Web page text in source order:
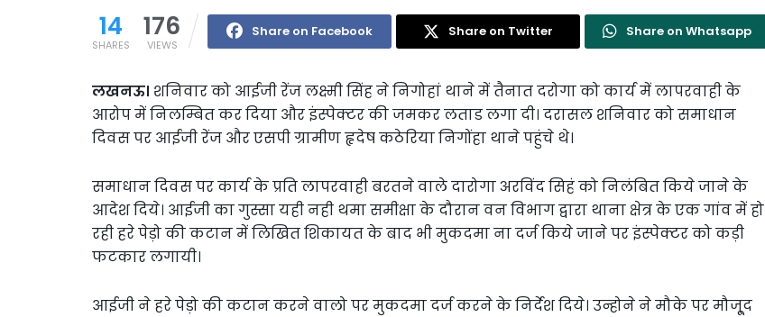
14
SHARES
176
VIEWS
Share on Facebook Share on Twitter Share on Whatsapp
लखनऊ। शनिवार को आईजी रेंज लक्ष्मी सिंह ने निगोहां थाने में तैनात दरोगा को कार्य में लापरवाही के
आरोप में निलम्बित कर दिया और इंस्पेक्टर की जमकर लताड लगा दी। दरासल शनिवार को समाधान
दिवस पर आईजी रेंज और एसपी ग्रामीण हृदेष कठेरिया निगोंहा थाने पहुंचे थे।
समाधान दिवस पर कार्य के प्रति लापरवाही बरतने वाले दारोगा अरविंद सिहं को निलंबित किये जाने के
आदेश दिये। आईजी का गुस्सा यही नही थमा समीक्षा के दौरान वन विभाग द्वारा थाना क्षेत्र के एक गांव में हो
रही हरे पेड़ो की कटान में लिखित शिकायत के बाद भी मुकदमा ना दर्ज किये जाने पर इंस्पेक्टर को कड़ी
फटकार लगायी।
आईजी ने हरे पेड़ो की कटान करने वालो पर मुकदमा दर्ज करने के निर्देश दिये। उन्होने ने मौके पर मौजू्द